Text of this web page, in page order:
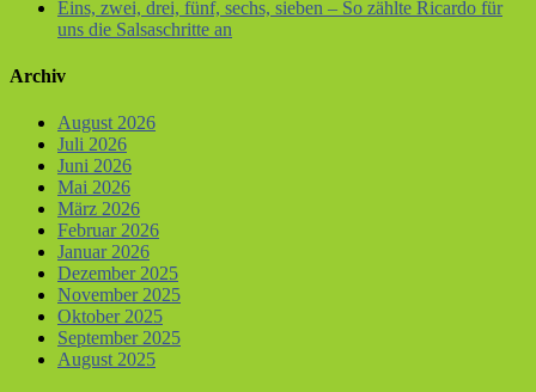
Eins, zwei, drei, fünf, sechs, sieben – So zählte Ricardo für
uns die Salsaschritte an
Archiv
August 2026
Juli 2026
Juni 2026
Mai 2026
März 2026
Februar 2026
Januar 2026
Dezember 2025
November 2025
Oktober 2025
September 2025
August 2025